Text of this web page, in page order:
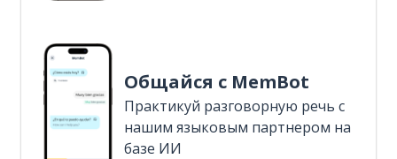
Общайся с MemBot
Практикуй разговорную речь с
нашим языковым партнером на
базе ИИ